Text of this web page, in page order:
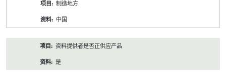
制造地方
中国
资料提供者是否正供应产品
是